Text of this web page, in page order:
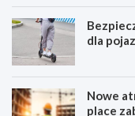
dla
Nowe
place